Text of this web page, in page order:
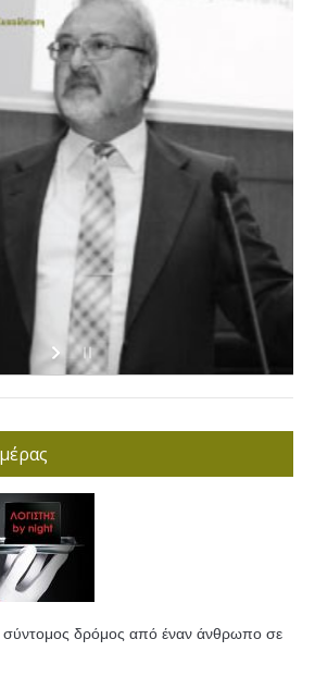
σύντομος δρόμος από έναν άνθρωπο σε